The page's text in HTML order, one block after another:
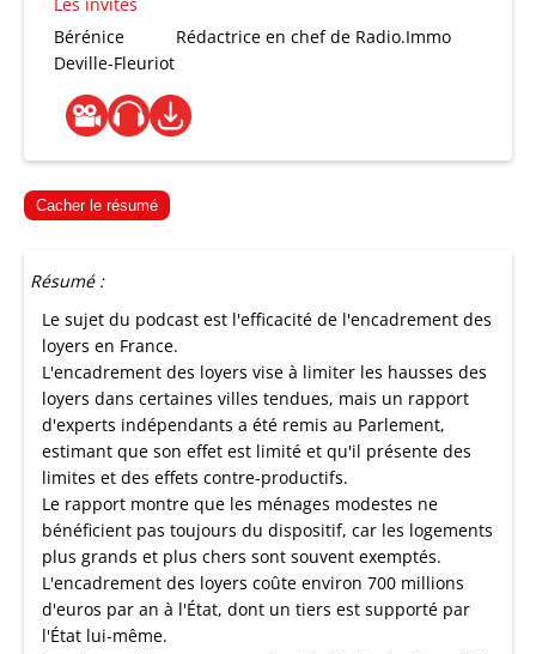
Les invités
Bérénice
Deville-Fleuriot
Rédactrice en chef de Radio.Immo
Cacher le résumé
Résumé :
Le sujet du podcast est l'efficacité de l'encadrement des
loyers en France.
L'encadrement des loyers vise à limiter les hausses des
loyers dans certaines villes tendues, mais un rapport
d'experts indépendants a été remis au Parlement,
estimant que son effet est limité et qu'il présente des
limites et des effets contre-productifs.
Le rapport montre que les ménages modestes ne
bénéficient pas toujours du dispositif, car les logements
plus grands et plus chers sont souvent exemptés.
L'encadrement des loyers coûte environ 700 millions
d'euros par an à l'État, dont un tiers est supporté par
l'État lui-même.